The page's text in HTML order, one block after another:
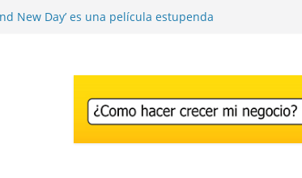
New Day’ es una película estupenda
a Franco Baresi, en un funeral
el Festival que transforma los
experiencia musical irrepetible: Corona